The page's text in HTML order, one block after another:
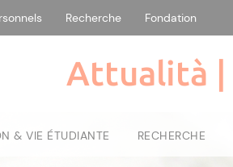
Recherche Fondation
Attualità |
& VIE ÉTUDIANTE RECHERCHE